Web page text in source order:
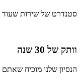
סטנדרט של שירות
וותק של 30 שנה
הנסיון שלנו מוכיח